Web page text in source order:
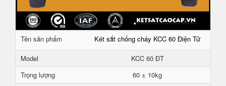
Tên sản phẩm Két sắt chống cháy KCC 60 Điện Tử
Model
KCC 60 ĐT
Trọng lượng
60 ± 10kg